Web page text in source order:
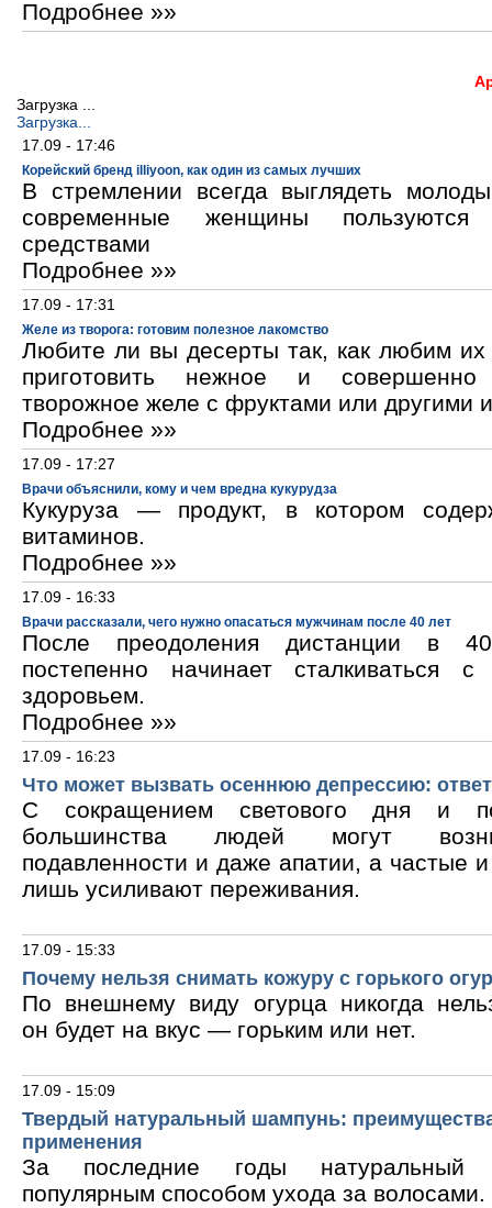
Подробнее »»
Загрузка ...
Загрузка...
17.09 - 17:46
Корейский бренд illiyoon, как один из самых лучших
В стремлении всегда выглядеть
современные женщины пользуются
средствами
Подробнее »»
17.09 - 17:31
Желе из творога: готовим полезное лакомство
Любите ли вы десерты так, как любим
приготовить нежное и
творожное желе с фруктами или другими
Подробнее »»
17.09 - 17:27
Врачи объяснили, кому и чем вредна кукурудза
Кукуруза — продукт, в котором
витаминов.
Подробнее »»
17.09 - 16:33
Врачи рассказали, чего нужно опасаться мужчинам после 40 лет
После преодоления дистанции в
постепенно начинает сталкиваться
здоровьем.
Подробнее »»
17.09 - 16:23
Что может вызвать осеннюю депрессию:
С сокращением светового дня и
большинства людей могут
подавленности и даже апатии, а частые
лишь усиливают переживания.
17.09 - 15:33
Почему нельзя снимать кожуру с горького
По внешнему виду огурца никогда
он будет на вкус — горьким или нет.
17.09 - 15:09
Твердый натуральный шампунь:
применения
За последние годы натуральный
популярным способом ухода за волосами.